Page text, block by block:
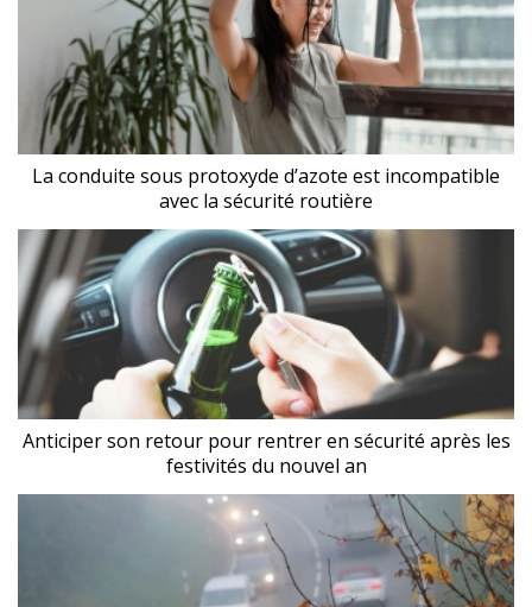
La conduite sous protoxyde d’azote est incompatible
avec la sécurité routière
Anticiper son retour pour rentrer en sécurité après les
festivités du nouvel an